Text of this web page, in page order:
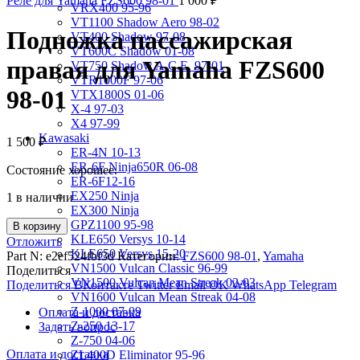
VRX400 95-96
VT1100 Shadow Aero 98-02
VT400 Shadow 97-08
VT600C Shadow 01-08
VT750 Shadow A.C.E. 97-01
VTR1000F 97-06
VTX1800S 01-06
X-4 97-03
X4 97-99
Kawasaki
ER-4N 10-13
ER-6F Ninja650R 06-08
ER-6F12-16
EX250 Ninja
EX300 Ninja
GPZ1100 95-98
KLE650 Versys 10-14
KLE650 Versys 15-20
VN1500 Vulcan Classic 96-99
VN1500 Vulcan Mean Streak 02-03
VN1600 Vulcan Mean Streak 04-08
Z-1000 07-09
Z-250 13-17
Z-750 04-06
ZL400D Eliminator 95-96
Подножка пассажирская
правая для Yamaha FZS600
98-01
1 500 ₽
Состояние хорошее.
1 в наличии
В корзину
Отложить
Part N: e2ef524fbf3d Категории:FZS600 98-01 , Yamaha
Поделиться
Поделиться ВКонтакте Twitter Email OK WhatsApp Telegram
Оплата и доставка
Задать вопрос
Оплата и доставка